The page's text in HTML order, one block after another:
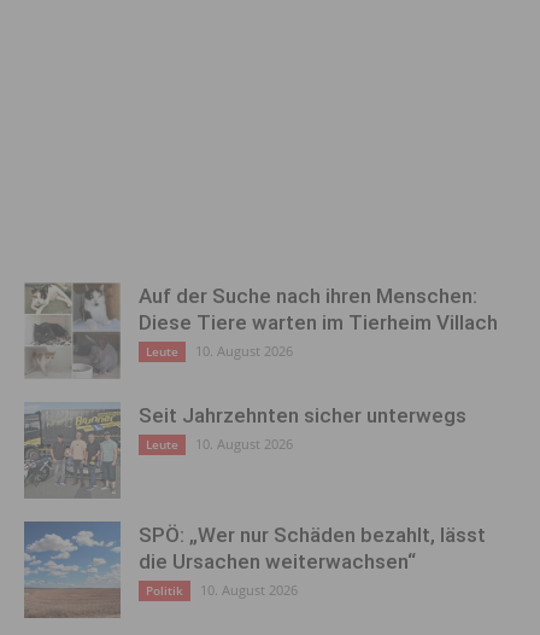
Auf der Suche nach ihren Menschen:
Diese Tiere warten im Tierheim Villach
Leute 10. August 2026
Seit Jahrzehnten sicher unterwegs
Leute 10. August 2026
SPÖ: „Wer nur Schäden bezahlt, lässt
die Ursachen weiterwachsen“
Politik 10. August 2026